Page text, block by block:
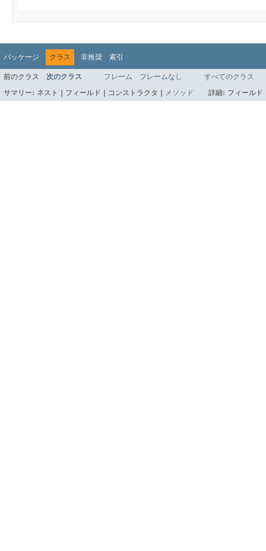
パッケージ クラス 非推奨 索引
前のクラス 次のクラス フレーム フレームなし
すべてのクラス
サマリー: ネスト | フィールド | コンストラクタ | メソッド 詳細: フィール